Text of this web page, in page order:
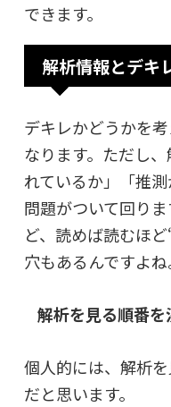
できます。
解析情報とデキ
デキレかどうかを
なります。ただし
れているか」「推
問題がついて回り
ど、読めば読むほ
穴もあるんですよね
解析を見る順番
個人的には、解析
だと思います。